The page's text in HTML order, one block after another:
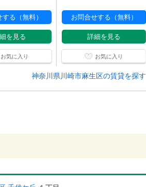
る（無料）
を見る
お気に入り
お問合せする（無料）
詳細を見る
お気に入り
神奈川県川崎市麻生区の賃貸を探す